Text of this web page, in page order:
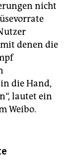
nicht
denen die
die Hand,
lautet ein
Weibo.